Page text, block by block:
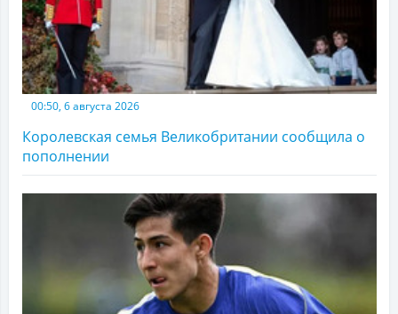
00:50, 6 августа 2026
Королевская семья Великобритании сообщила о
пополнении